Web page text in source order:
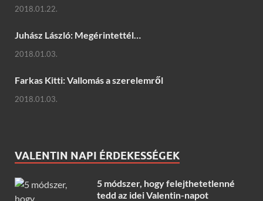
2018.01.22.
Juhász László: Megérintettél…
2018.01.03.
Farkas Kitti: Vallomás a szerelemről
2018.01.03.
VALENTIN NAPI ÉRDEKESSÉGEK
5 módszer, hogy felejthetetlenné
tedd az idei Valentin-napot